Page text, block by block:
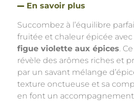
En savoir plus
Succombez à l’équilibre
fruitée et chaleur épicée avec
figue violette aux épices.
révèle des arômes riches et
par un savant mélange
texture onctueuse et sa
en font un accompagnement